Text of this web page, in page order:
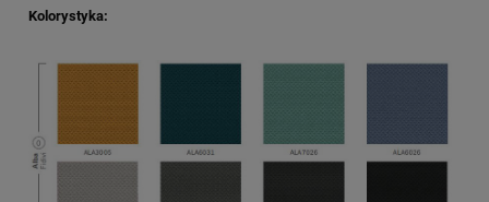
Kolorystyka: